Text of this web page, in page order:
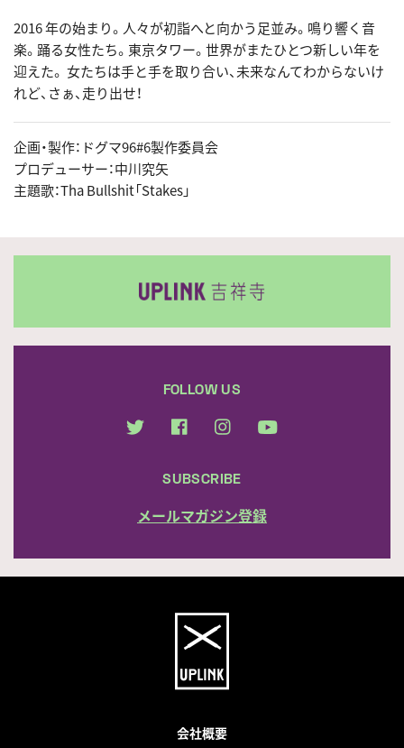
2016 年の始まり。人々が初詣へと向かう足並み。鳴り響く音
楽。踊る女性たち。東京タワー。世界がまたひとつ新しい年を
迎えた。 女たちは手と手を取り合い、未来なんてわからないけ
れど、さぁ、走り出せ！
企画・製作：ドグマ96#6製作委員会
プロデューサー：中川究矢
主題歌：Tha Bullshit「Stakes」
FOLLOW US
SUBSCRIBE
メールマガジン登録
会社概要